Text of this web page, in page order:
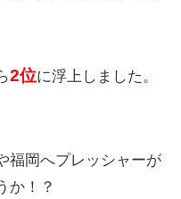
2位に浮上しました。
福岡へプレッシャーが
か！？